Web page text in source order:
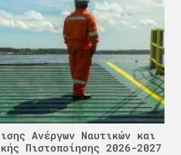
Ανέργων Ναυτικών και
Πιστοποίησης 2026-2027